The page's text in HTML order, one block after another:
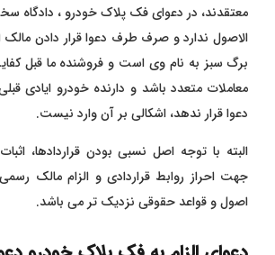
معتقدند، در دعوای فک پلاک خودرو ، دادگاه
الاصول ندارد و صرف طرف دعوا قرار دادن
برگ سبز به نام وی است و فروشنده ما قبل
معاملات متعدد باشد و دارنده خودرو ایادی
دعوا قرار ندهد، اشکالی بر آن وارد نیست.
البته با توجه اصل نسبی بودن قراردادها،
جهت احراز روابط قراردادی و الزام مالک
اصول و قواعد حقوقی نزدیک تر می باشد.